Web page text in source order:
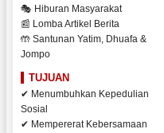
🎭 Hiburan Masyarakat
📰 Lomba Artikel Berita
🤲 Santunan Yatim, Dhuafa &
Jompo
TUJUAN
✔ Menumbuhkan Kepedulian
Sosial
✔ Mempererat Kebersamaan